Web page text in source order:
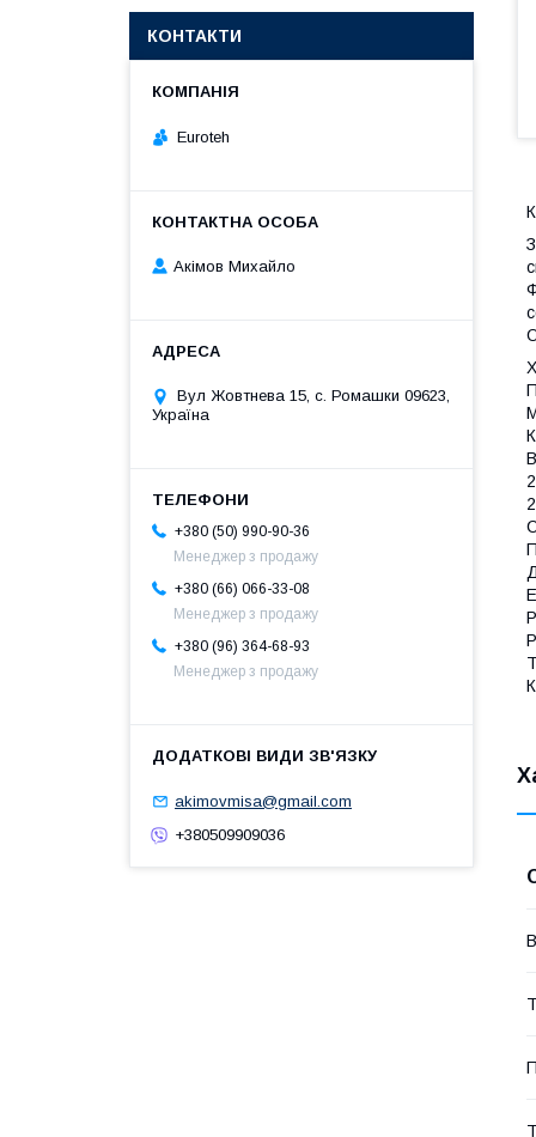
КОНТАКТИ
Euroteh
Акімов Михайло
Вул Жовтнева 15, с. Ромашки 09623,
Україна
+380 (50) 990-90-36
Менеджер з продажу
+380 (66) 066-33-08
Менеджер з продажу
+380 (96) 364-68-93
Менеджер з продажу
akimovmisa@gmail.com
+380509909036